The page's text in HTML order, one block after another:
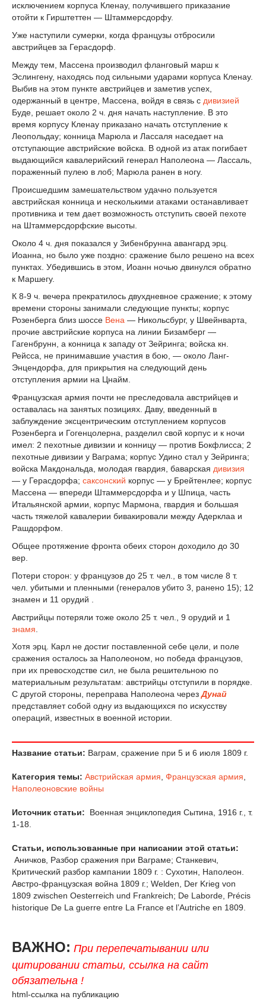
исключением корпуса Кленау, получившего приказание
отойти к Гирштеттен — Штаммерсдорфу.
Уже наступили сумерки, когда французы отбросили
австрийцев за Герасдорф.
Между тем, Массена производил фланговый марш к
Эслингену, находясь под сильными ударами корпуса Кленау.
Выбив на этом пункте австрийцев и заметив успех,
одержанный в центре, Массена, войдя в связь с дивизией
Буде, решает около 2 ч. дня начать наступление. В это
время корпусу Кленау приказано начать отступление к
Леопольдау; конница Марюла и Лассаля наседает на
отступающие австрийские войска. В одной из атак погибает
выдающийся кавалерийский генерал Наполеона — Лассаль,
пораженный пулею в лоб; Марюла ранен в ногу.
Происшедшим замешательством удачно пользуется
австрийская конница и несколькими атаками останавливает
противника и тем дает возможность отступить своей пехоте
на Штаммерсдорфские высоты.
Около 4 ч. дня показался у Зибенбрунна авангард эрц.
Иоанна, но было уже поздно: сражение было решено на всех
пунктах. Убедившись в этом, Иоанн ночью двинулся обратно
к Маршегу.
К 8-9 ч. вечера прекратилось двухдневное сражение; к этому
времени стороны занимали следующие пункты; корпус
Розенберга близ шоссе Вена — Никольсбург, у Швейнварта,
прочие австрийские корпуса на линии Бизамберг —
Гагенбрунн, а конница к западу от Зейринга; войска кн.
Рейсса, не принимавшие участия в бою, — около Ланг-
Энцендорфа, для прикрытия на следующий день
отступления армии на Цнайм.
Французская армия почти не преследовала австрийцев и
оставалась на занятых позициях. Даву, введенный в
заблуждение эксцентрическим отступлением корпусов
Розенберга и Гогенцолерна, разделил свой корпус и к ночи
имел: 2 пехотные дивизии и конницу — против Бокфлисса; 2
пехотные дивизии у Ваграма; корпус Удино стал у Зейринга;
войска Макдональда, молодая гвардия, баварская дивизия
— у Герасдорфа; саксонский корпус — у Брейтенлее; корпус
Массена — впереди Штаммерсдорфа и у Шпица, часть
Итальянской армии, корпус Мармона, гвардия и большая
часть тяжелой кавалерии бивакировали между Адерклаа и
Рашдорфом.
Общее протяжение фронта обеих сторон доходило до 30
вер.
Потери сторон: у французов до 25 т. чел., в том числе 8 т.
чел. убитыми и пленными (генералов убито 3, ранено 15); 12
знамен и 11 орудий .
Австрийцы потеряли тоже около 25 т. чел., 9 орудий и 1
знамя
Хотя эрц. Карл не достиг поставленной себе цели, и поле
сражения осталось за Наполеоном, но победа французов,
при их превосходстве сил, не была решительною по
материальным результатам: австрийцы отступили в порядке.
С другой стороны, переправа Наполеона черезДунай
представляет собой одну из выдающихся по искусству
операций, известных в военной истории.
Название статьи: Ваграм, сражение при 5 и 6 июля 1809 г.
Категория темы: Австрийская армия, Французская армия,
Наполеоновские войны
Источник статьи:
Военная энциклопедия Сытина, 1916 г., т.
1-18.
Статьи, использованные при написании этой статьи:
Аничков, Разбор сражения при Ваграме; Станкевич,
Критический разбор кампании 1809 г. : Сухотин, Наполеон.
Австро-французская война 1809 г.; Welden, Der Krieg von
1809 zwischen Oesterreich und Frankreich; De Laborde, Précis
historique De La guerre entre La France et l’Autriche en 1809.
ВАЖНО: При перепечатывании или
цитировании статьи, ссылка на сайт
обязательна !
html-ссылка на публикацию